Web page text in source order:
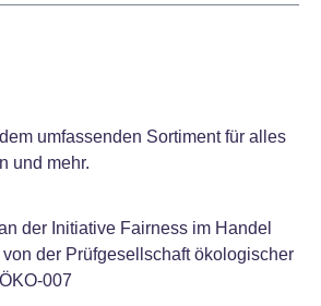
umfassenden Sortiment für alles
und mehr.
der Initiative Fairness im Handel
der Prüfgesellschaft ökologischer
007